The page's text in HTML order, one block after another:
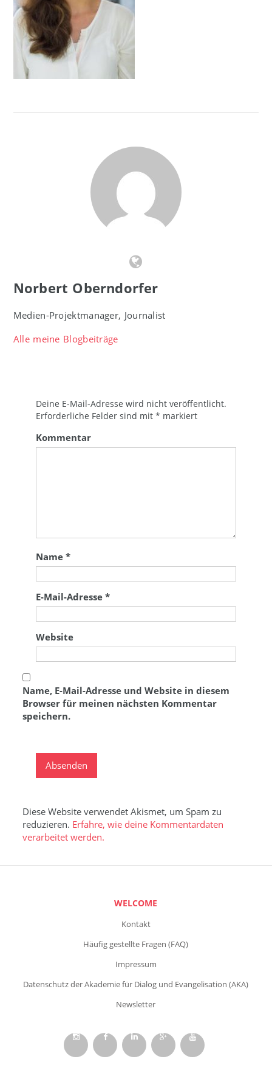
Norbert Oberndorfer
Medien-Projektmanager, Journalist
Alle meine Blogbeiträge
Deine E-Mail-Adresse wird nicht veröffentlicht.
Erforderliche Felder sind mit* markiert
Kommentar
Name*
E-Mail-Adresse*
Website
Name, E-Mail-Adresse und Website in diesem
Browser für meinen nächsten Kommentar
speichern.
Diese Website verwendet Akismet, um Spam zu
reduzieren. Erfahre, wie deine Kommentardaten
verarbeitet werden.
WELCOME
Kontakt
Häufig gestellte Fragen (FAQ)
Impressum
Datenschutz der Akademie für Dialog und Evangelisation (AKA)
Newsletter